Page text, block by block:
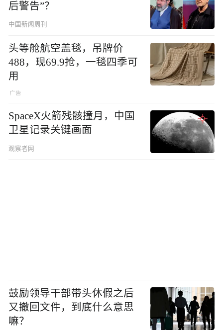
后警告”？
中国新闻周刊
头等舱航空盖毯，吊牌价
488，现69.9抢，一毯四季可
用
SpaceX火箭残骸撞月，中国
卫星记录关键画面
观察者网
鼓励领导干部带头休假之后
又撤回文件，到底什么意思
嘛？